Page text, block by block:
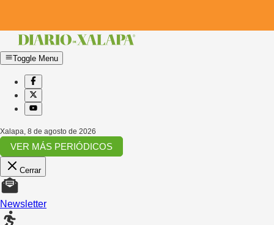
Toggle Menu
Xalapa, 8 de agosto de 2026
VER MÁS PERIÓDICOS
Cerrar
Newsletter